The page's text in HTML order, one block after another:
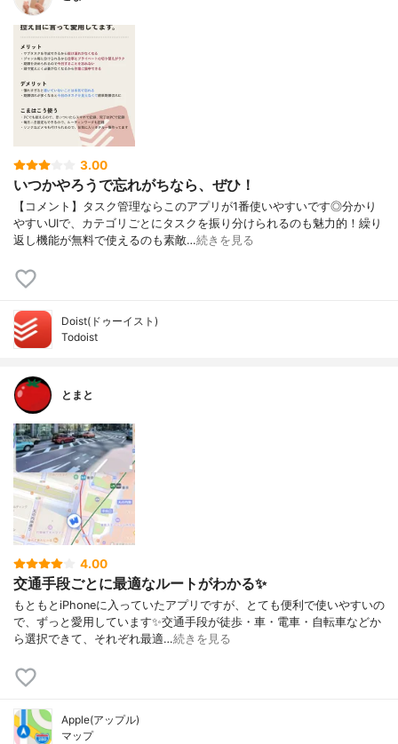
3.00
いつかやろうで忘れがちなら、ぜひ！
【コメント】タスク管理ならこのアプリが1番使いやすいです◎分かり
やすいUIで、カテゴリごとにタスクを振り分けられるのも魅力的！繰り
返し機能が無料で使えるのも素敵…続きを見る
Doist(ドゥーイスト)
Todoist
とまと
4.00
交通手段ごとに最適なルートがわかる✨
もともとiPhoneに入っていたアプリですが、とても便利で使いやすいの
で、ずっと愛用しています✨交通手段が徒歩・車・電車・自転車などか
ら選択できて、それぞれ最適…続きを見る
Apple(アップル)
マップ